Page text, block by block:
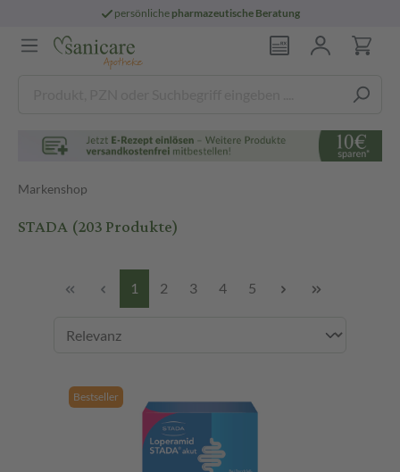
persönliche pharmazeutische Beratung
Markenshop
STADA(203 Produkte)
1 2 3 4 5
Bestseller